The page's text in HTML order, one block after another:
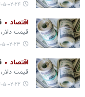
۱۴۰۵-۰۲-۲۴
اقتصاد
قیمت
۱۴۰۵-۰۲-۲۳
اقتصاد
قیمت
۱۴۰۵-۰۲-۲۲